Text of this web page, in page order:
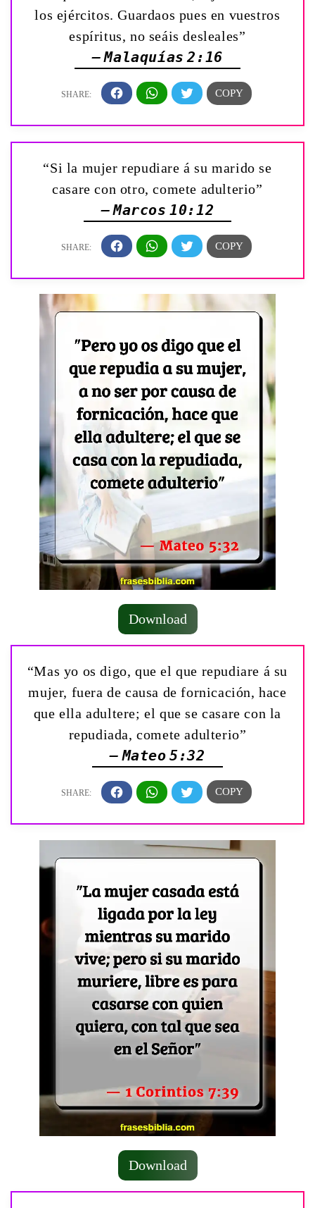
los ejércitos. Guardaos pues en vuestros
espíritus, no seáis desleales”
— Malaquías 2:16
“Si la mujer repudiare á su marido se
casare con otro, comete adulterio”
— Marcos 10:12
Download
“Mas yo os digo, que el que repudiare á su
mujer, fuera de causa de fornicación, hace
que ella adultere; el que se casare con la
repudiada, comete adulterio”
— Mateo 5:32
Download